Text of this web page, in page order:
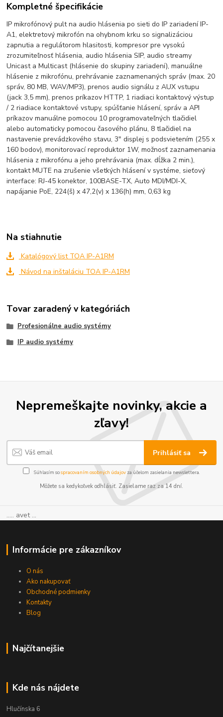
Kompletné špecifikácie
IP mikrofónový pult na audio hlásenia po sieti do IP zariadení IP-
A1, elektretový mikrofón na ohybnom krku so signalizáciou
zapnutia a regulátorom hlasitosti, kompresor pre vysokú
zrozumiteľnosť hlásenia, audio hlásenia SIP, audio streamy
Unicast a Multicast (hlásenie do skupiny zariadení), manuálne
hlásenie z mikrofónu, prehrávanie zaznamenaných správ (max. 20
správ, 80 MB, WAV/MP3), prenos audio signálu z AUX vstupu
(jack 3,5 mm), prenos príkazov HTTP, 1 riadiaci kontaktový výstup
/ 2 riadiace kontaktové vstupy, spúšťanie hlásení, správ a API
príkazov manuálne pomocou 10 programovateľných tlačidiel
alebo automaticky pomocou časového plánu, 8 tlačidiel na
nastavenie prevádzkového stavu, 3" displej s podsvietením (255 x
160 bodov), monitorovací reproduktor 1W, možnosť zaznamenania
hlásenia z mikrofónu a jeho prehrávania (max. dĺžka 2 min.),
kontakt MUTE na zrušenie všetkých hlásení v systéme, sieťový
interface: RJ-45 konektor, 100BASE-TX, Auto MDI/MDI-X,
napájanie PoE, 224(š) x 47,2(v) x 136(h) mm, 0,63 kg
Na stiahnutie
Katalógový list TOA IP-A1RM
Návod na inštaláciu TOA IP-A1RM
Tovar zaradený v kategóriách
Profesionálne audio systémy
IP audio systémy
Nepremeškajte novinky, akcie a
zľavy!
Prihlásiť sa
Súhlasím sospracovaním osobných údajov za účelom zasielania newslettera.
Môžete sa kedykoľvek odhlásiť. Zasielame raz za 14 dní.
..... avet ...
Informácie pre zákazníkov
O nás
Ako nakupovať
Obchodné podmienky
Kontakty
Blog
Najčítanejšie
Kde nás nájdete
Hlučínska 6